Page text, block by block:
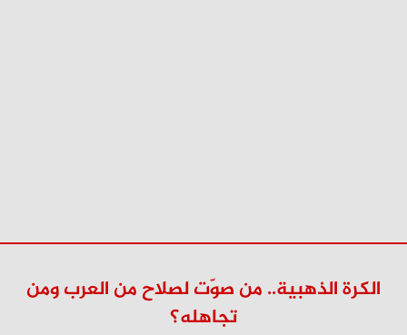
الكرة الذهبية.. من صوّت لصلاح من العرب ومن
تجاهله؟